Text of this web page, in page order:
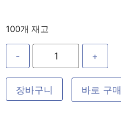
100개 재고
- +
장바구니 바로 구매